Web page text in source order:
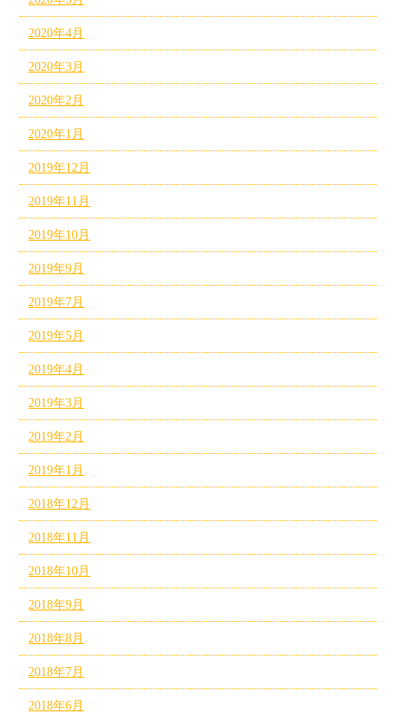
2020年4月
2020年3月
2020年2月
2020年1月
2019年12月
2019年11月
2019年10月
2019年9月
2019年7月
2019年5月
2019年4月
2019年3月
2019年2月
2019年1月
2018年12月
2018年11月
2018年10月
2018年9月
2018年8月
2018年7月
2018年6月